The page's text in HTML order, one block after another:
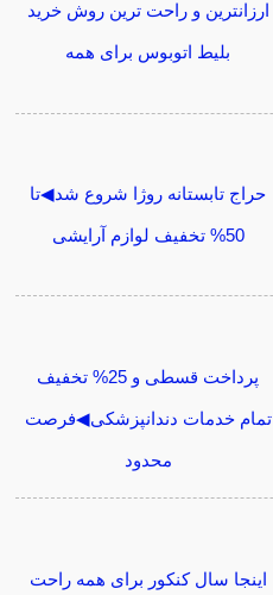
ارزانترین و راحت ترین روش خرید
بلیط اتوبوس برای همه
حراج تابستانه روژا شروع شد◀تا
50% تخفیف لوازم آرایشی
پرداخت قسطی و 25% تخفیف
تمام خدمات دندانپزشکی◀فرصت
محدود
اینجا سال کنکور برای همه راحت